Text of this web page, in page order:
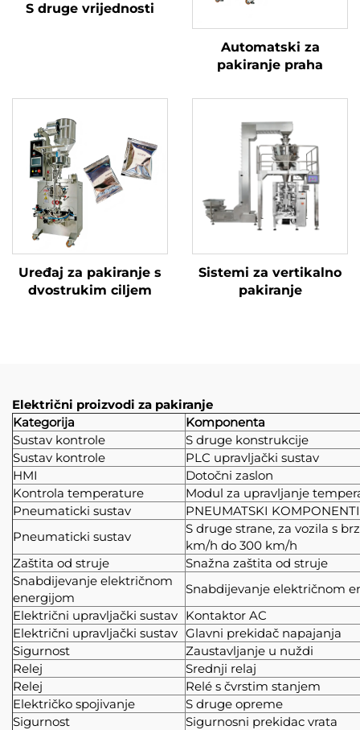
S druge vrijednosti
Automatski za
pakiranje praha
Uređaj za pakiranje s
dvostrukim ciljem
Sistemi za vertikalno
pakiranje
Električni proizvodi za pakiranje
Kategorija
Komponenta
Sustav kontrole
S druge konstrukcije
Sustav kontrole
PLC upravljački sustav
HMI
Dotočni zaslon
Kontrola temperature
Modul za upravljanje
Pneumaticki sustav
PNEUMATSKI KOMPONENTI
Pneumaticki sustav
S druge strane, za vozila s
km/h do 300 km/h
Zaštita od struje
Snažna zaštita od struje
Snabdijevanje električnom
energijom
Snabdijevanje električnom
Električni upravljački sustav Kontaktor AC
Električni upravljački sustav Glavni prekidač napajanja
Sigurnost
Zaustavljanje u nuždi
Relej
Srednji relaj
Relej
Relé s čvrstim stanjem
Električko spojivanje
S druge opreme
Sigurnost
Sigurnosni prekidac vrata